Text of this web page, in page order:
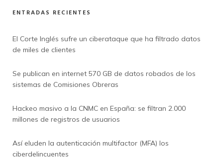
ENTRADAS RECIENTES
El Corte Inglés sufre un ciberataque que ha filtrado datos
de miles de clientes
Se publican en internet 570 GB de datos robados de los
sistemas de Comisiones Obreras
Hackeo masivo a la CNMC en España: se filtran 2.000
millones de registros de usuarios
Así eluden la autenticación multifactor (MFA) los
ciberdelincuentes